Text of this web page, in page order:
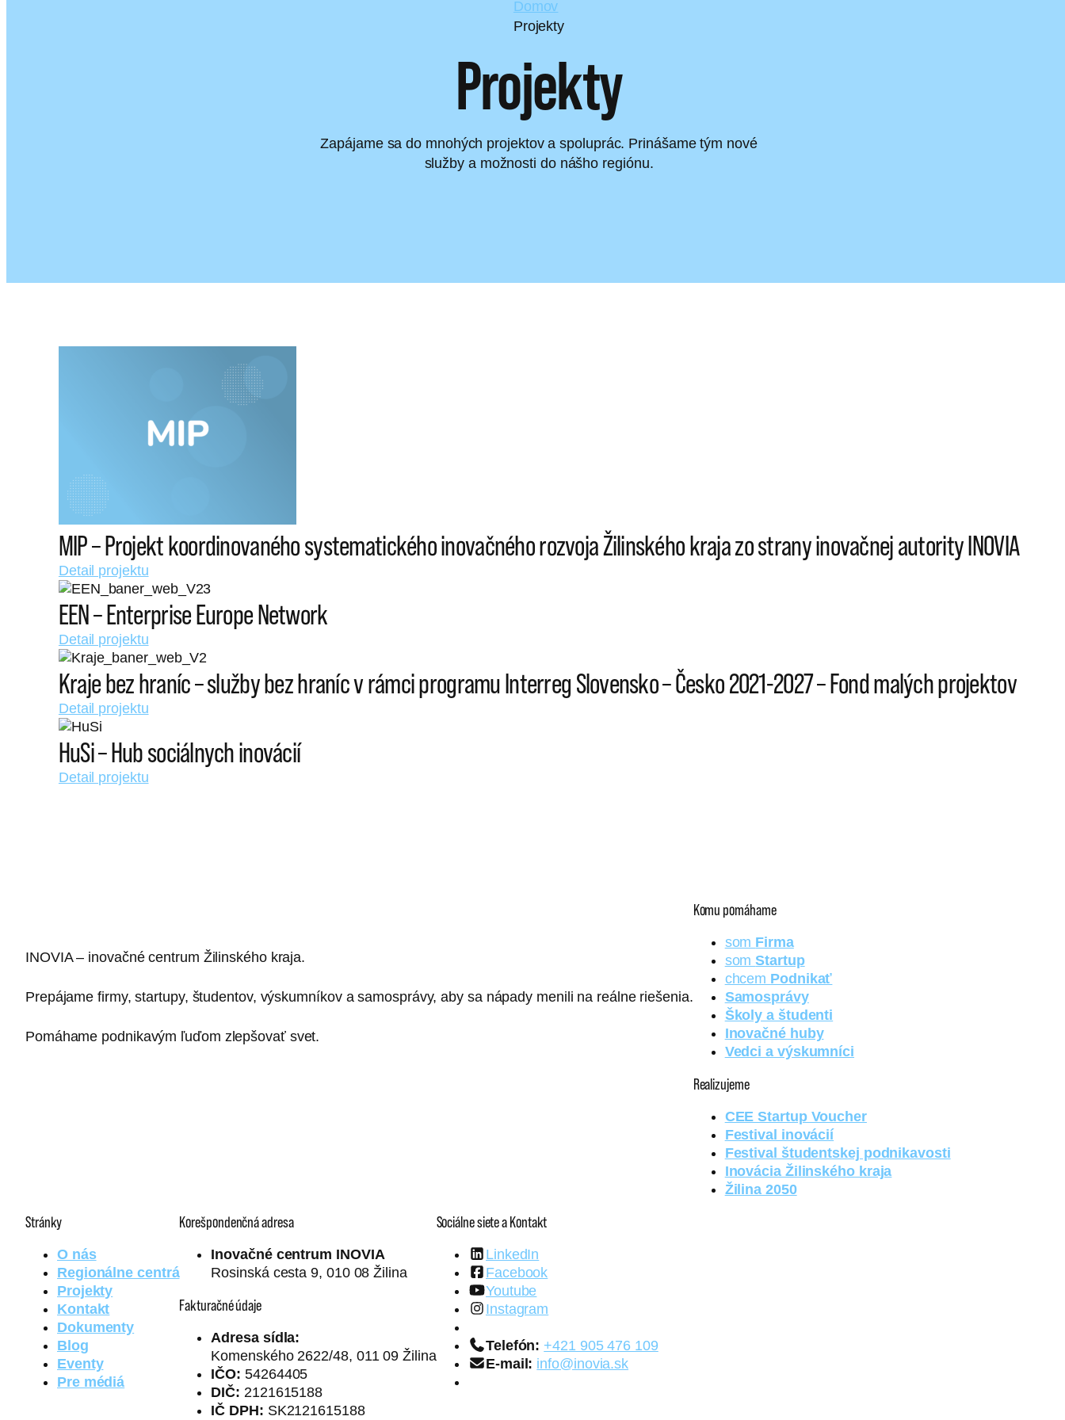
Domov
Projekty
Projekty
Zapájame sa do mnohých projektov a spoluprác. Prinášame tým nové
služby a možnosti do nášho regiónu.
MIP – Projekt koordinovaného systematického inovačného rozvoja Žilinského kraja zo strany inovačnej autority INOVIA
Detail projektu
EEN – Enterprise Europe Network
Detail projektu
Kraje bez hraníc – služby bez hraníc v rámci programu Interreg Slovensko – Česko 2021-2027 – Fond malých projektov
Detail projektu
HuSi – Hub sociálnych inovácií
Detail projektu
INOVIA – inovačné centrum Žilinského kraja.
Prepájame firmy, startupy, študentov, výskumníkov a samosprávy, aby sa nápady menili na reálne riešenia.
Pomáhame podnikavým ľuďom zlepšovať svet.
Komu pomáhame
som Firma
somStartup
chcem Podnikať
Samosprávy
Školy a študenti
Inovačné huby
Vedci a výskumníci
Realizujeme
CEE Startup Voucher
Festival inovácií
Festival študentskej podnikavosti
Inovácia Žilinského kraja
Žilina 2050
Stránky
O nás
Regionálne centrá
Projekty
Kontakt
Dokumenty
Blog
Eventy
Pre médiá
Korešpondenčná adresa
Inovačné centrum INOVIA
Rosinská cesta 9, 010 08 Žilina
Fakturačné údaje
Adresa sídla:
Komenského 2622/48, 011 09 Žilina
IČO:54264405
DIČ: 2121615188
IČ DPH: SK2121615188
Sociálne siete a Kontakt
LinkedIn
Facebook
Youtube
Instagram
Telefón: +421 905 476 109
E-mail: info@inovia.sk